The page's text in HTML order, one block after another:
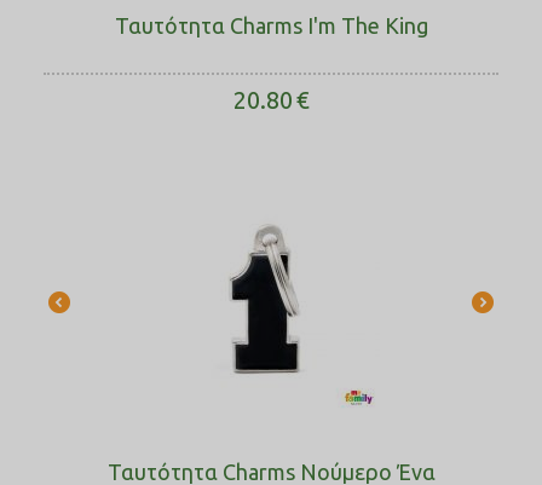
Ταυτότητα Charms I'm The King
20.80€
Ταυτότητα Charms Νούμερο Ένα